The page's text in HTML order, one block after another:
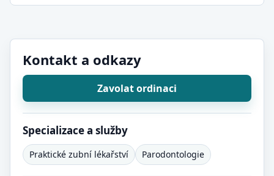
Kontakt a odkazy
Zavolat ordinaci
Specializace a služby
Praktické zubní lékařství Parodontologie